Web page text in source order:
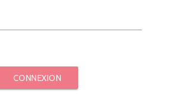
CONNEXION